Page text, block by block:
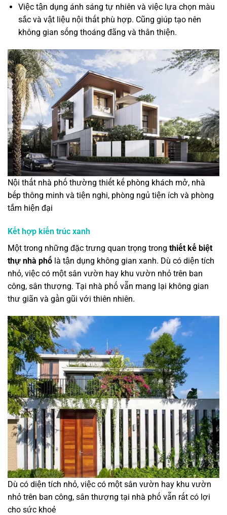
Việc tận dụng ánh sáng tự nhiên và việc lựa chọn màu
sắc và vật liệu nội thất phù hợp. Cũng giúp tạo nên
không gian sống thoáng đãng và thân thiện.
Nội thất nhà phố thường thiết kế phòng khách mở, nhà
bếp thông minh và tiện nghi, phòng ngủ tiện ích và phòng
tắm hiện đại
Kết hợp kiến trúc xanh
Một trong những đặc trưng quan trọng trong thiết kế biệt
thự nhà phố là tận dụng không gian xanh. Dù có diện tích
nhỏ, việc có một sân vườn hay khu vườn nhỏ trên ban
công, sân thượng. Tại nhà phố vẫn mang lại không gian
thư giãn và gần gũi với thiên nhiên.
Dù có diện tích nhỏ, việc có một sân vườn hay khu vườn
nhỏ trên ban công, sân thượng tại nhà phố vẫn rất có lợi
cho sức khoẻ